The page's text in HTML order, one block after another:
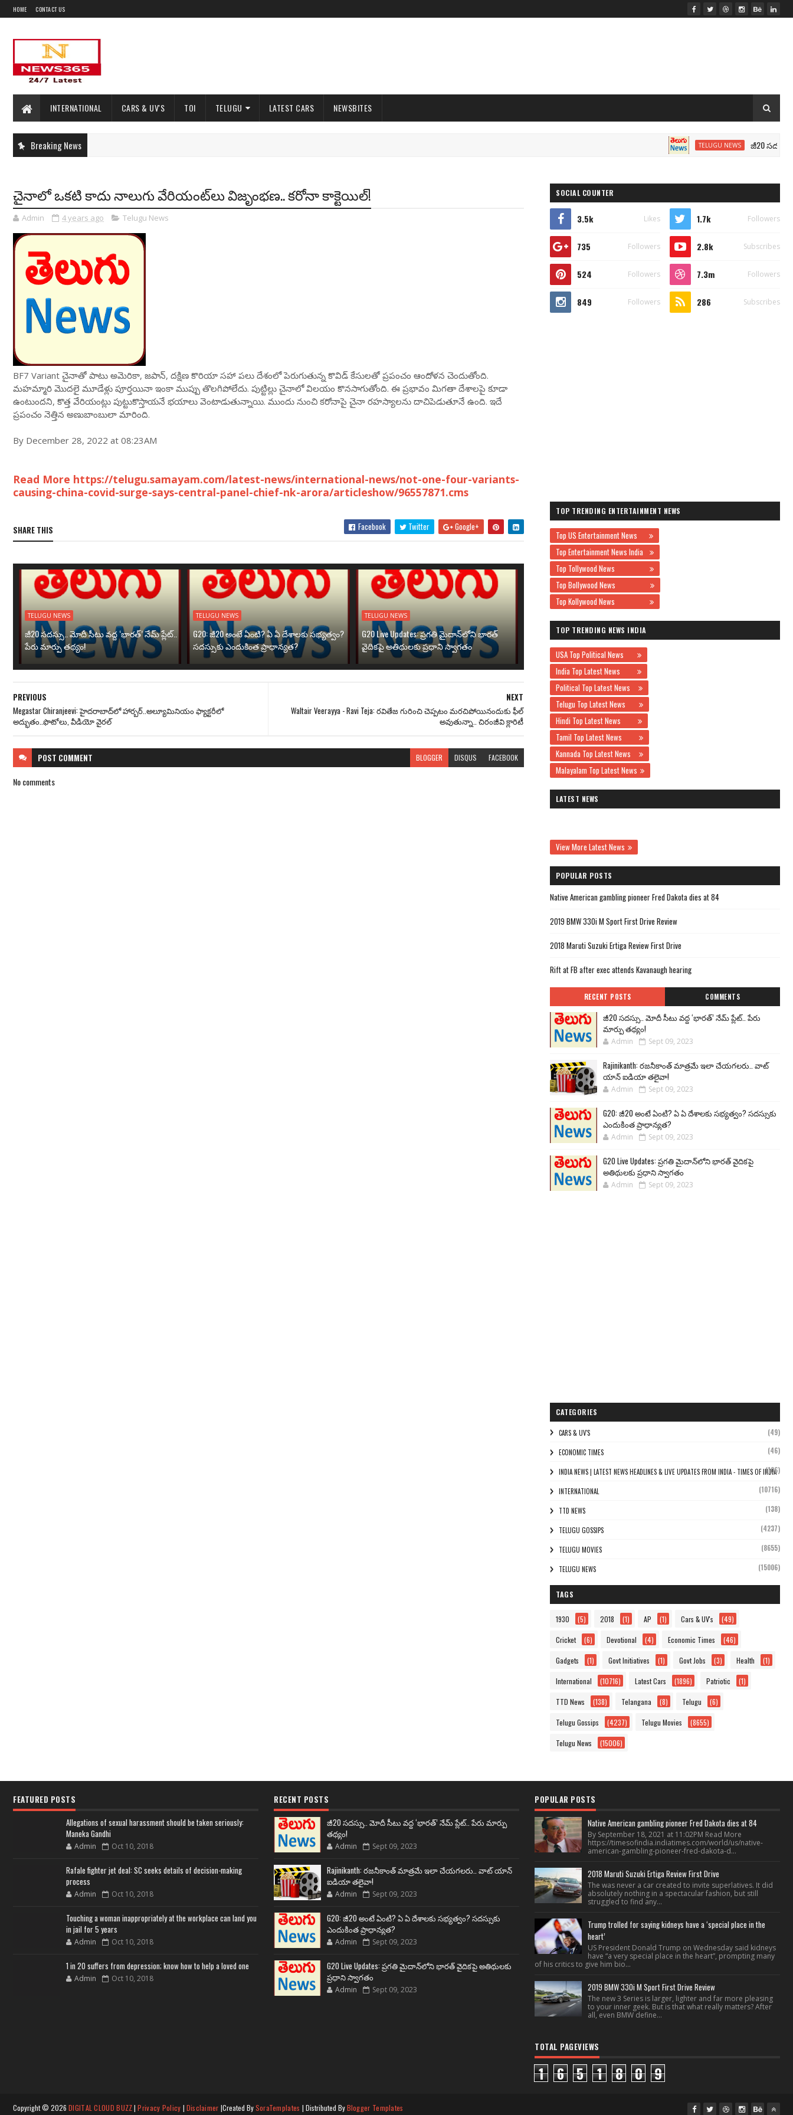
HOME CONTACT US
INTERNATIONAL CARS & UV'S TOI TELUGU LATEST CARS NEWSBITES
Breaking News TELUGU NEWS జీ20 సదస్సు.. మోదీ
చైనాలో ఒకటి కాదు నాలుగు వేరియంట్‌లు విజృంభణ.. కరోనా కాక్టెయిల్!
Admin 4 years ago Telugu News
BF7 Variant చైనాతో పాటు అమెరికా, జపాన్, దక్షిణ కొరియా సహా పలు దేశంలో పెరుగుతున్న కొవిడ్‌ కేసులతో ప్రపంచం ఆందోళన చెందుతోంది.
మహమ్మారి మొదలై మూడేళ్లు పూర్తయినా ఇంకా ముప్పు తొలగిపోలేదు. పుట్టిల్లు చైనాలో విలయం కొనసాగుతోంది. ఈ ప్రభావం మిగతా దేశాలపై కూడా
ఉంటుందని, కొత్త వేరియంట్లు పుట్టుకొస్తాయనే భయాలు వెంటాడుతున్నాయి. ముందు నుంచి కరోనాపై చైనా రహస్యాలను దాచిపెడుతూనే ఉంది. ఇదే
ప్రపంచం నెత్తిన అణుబాంబులా మారింది.
By December 28, 2022 at 08:23AM
Read More https://telugu.samayam.com/latest-news/international-news/not-one-four-variants-
causing-china-covid-surge-says-central-panel-chief-nk-arora/articleshow/96557871.cms
SHARE THIS Facebook Twitter Google+
TELUGU NEWS
జీ20 సదస్సు.. మోదీ సీటు వద్ద ‘భారత్’ నేమ్ ప్లేట్‌..
పేరు మార్పు తథ్యం!
TELUGU NEWS
G20: జీ20 అంటే ఏంటి? ఏ ఏ దేశాలకు సభ్యత్వం?
సదస్సుకు ఎందుకింత ప్రాధాన్యత?
TELUGU NEWS
G20 Live Updates: ప్రగతి మైదాన్‌లోని భారత్
వైదికపై అతిథులకు ప్రధాని స్వాగతం
NEXT
Waltair Veerayya - Ravi Teja: రవితేజ గురించి చెప్పటం మరచిపోయినందుకు ఫీల్
అవుతున్నా.. చిరంజీవి క్లారిటీ
PREVIOUS
Megastar Chiranjeevi: హైద‌రాబాద్‌లో హార్బ‌ర్‌..అల్యూమినియం ఫ్యాక్ట‌రీలో
అద్భుతం..ఫొటోలు, వీడియో వైర‌ల్
POST COMMENT BLOGGER DISQUS FACEBOOK
No comments
SOCIAL COUNTER
3.5k Likes 1.7k Followers
735 Followers 2.8k Subscribes
524 Followers 7.3m Followers
849 Followers 286 Subscribes
TOP TRENDING ENTERTAINMENT NEWS
Top US Entertainment News
Top Entertainment News India
Top Tollywood News
Top Bollywood News
Top Kollywood News
TOP TRENDING NEWS INDIA
USA Top Political News
India Top Latest News
Political Top Latest News
Telugu Top Latest News
Hindi Top Latest News
Tamil Top Latest News
Kannada Top Latest News
Malayalam Top Latest News
LATEST NEWS
View More Latest News
POPULAR POSTS
Native American gambling pioneer Fred Dakota dies at 84
2019 BMW 330i M Sport First Drive Review
2018 Maruti Suzuki Ertiga Review First Drive
Rift at FB after exec attends Kavanaugh hearing
RECENT POSTS COMMENTS
జీ20 సదస్సు.. మోదీ సీటు వద్ద ‘భారత్’ నేమ్ ప్లేట్‌.. పేరు
మార్పు తథ్యం!
Admin Sept 09, 2023
Rajinikanth: రజనీకాంత్ మాత్రమే ఇలా చేయగలరు.. వాట్
యాన్ ఐడియా తలైవా!
Admin Sept 09, 2023
G20: జీ20 అంటే ఏంటి? ఏ ఏ దేశాలకు సభ్యత్వం? సదస్సుకు
ఎందుకింత ప్రాధాన్యత?
Admin Sept 09, 2023
G20 Live Updates: ప్రగతి మైదాన్‌లోని భారత్ వైదికపై
అతిథులకు ప్రధాని స్వాగతం
Admin Sept 09, 2023
CATEGORIES
CARS & UV'S (49)
ECONOMIC TIMES (46)
INDIA NEWS | LATEST NEWS HEADLINES & LIVE UPDATES FROM INDIA - TIMES OF INDIA
(106)
INTERNATIONAL (10716)
TTD NEWS (138)
TELUGU GOSSIPS (4237)
TELUGU MOVIES (8655)
TELUGU NEWS (15006)
TAGS
1930 (5) 2018 (1) AP (1) Cars & UV's (49)
Cricket (6) Devotional (4) Economic Times (46)
Gadgets (1) Govt Initiatives (1) Govt Jobs (3) Health (1)
International (10716) Latest Cars (1896) Patriotic (1)
TTD News (138) Telangana (8) Telugu (6)
Telugu Gossips (4237) Telugu Movies (8655)
Telugu News (15006)
FEATURED POSTS
Allegations of sexual harassment should be taken seriously:
Maneka Gandhi
Admin Oct 10, 2018
Rafale fighter jet deal: SC seeks details of decision-making
process
Admin Oct 10, 2018
Touching a woman inappropriately at the workplace can land you
in jail for 5 years
Admin Oct 10, 2018
1 in 20 suffers from depression; know how to help a loved one
Admin Oct 10, 2018
RECENT POSTS
జీ20 సదస్సు.. మోదీ సీటు వద్ద ‘భారత్’ నేమ్ ప్లేట్‌.. పేరు మార్పు
తథ్యం!
Admin Sept 09, 2023
Rajinikanth: రజనీకాంత్ మాత్రమే ఇలా చేయగలరు.. వాట్ యాన్
ఐడియా తలైవా!
Admin Sept 09, 2023
G20: జీ20 అంటే ఏంటి? ఏ ఏ దేశాలకు సభ్యత్వం? సదస్సుకు
ఎందుకింత ప్రాధాన్యత?
Admin Sept 09, 2023
G20 Live Updates: ప్రగతి మైదాన్‌లోని భారత్ వైదికపై అతిథులకు
ప్రధాని స్వాగతం
Admin Sept 09, 2023
POPULAR POSTS
Native American gambling pioneer Fred Dakota dies at 84
By September 18, 2021 at 11:02PM Read More
https://timesofindia.indiatimes.com/world/us/native-
american-gambling-pioneer-fred-dakota-d...
2018 Maruti Suzuki Ertiga Review First Drive
The was never a car created to invite superlatives. It did
absolutely nothing in a spectacular fashion, but still
struggled to find any...
Trump trolled for saying kidneys have a ‘special place in the
heart’
US President Donald Trump on Wednesday said kidneys
have “a very special place in the heart”, prompting many
of his critics to give him bio...
2019 BMW 330i M Sport First Drive Review
The new 3 Series is larger, lighter and far more pleasing
to your inner geek. But is that what really matters? After
all, even BMW define...
TOTAL PAGEVIEWS
1 6 5 1 8 0 9
Copyright © 2026 DIGITAL CLOUD BUZZ|Privacy Policy | Disclaimer |Created BySoraTemplates | Distributed ByBlogger Templates